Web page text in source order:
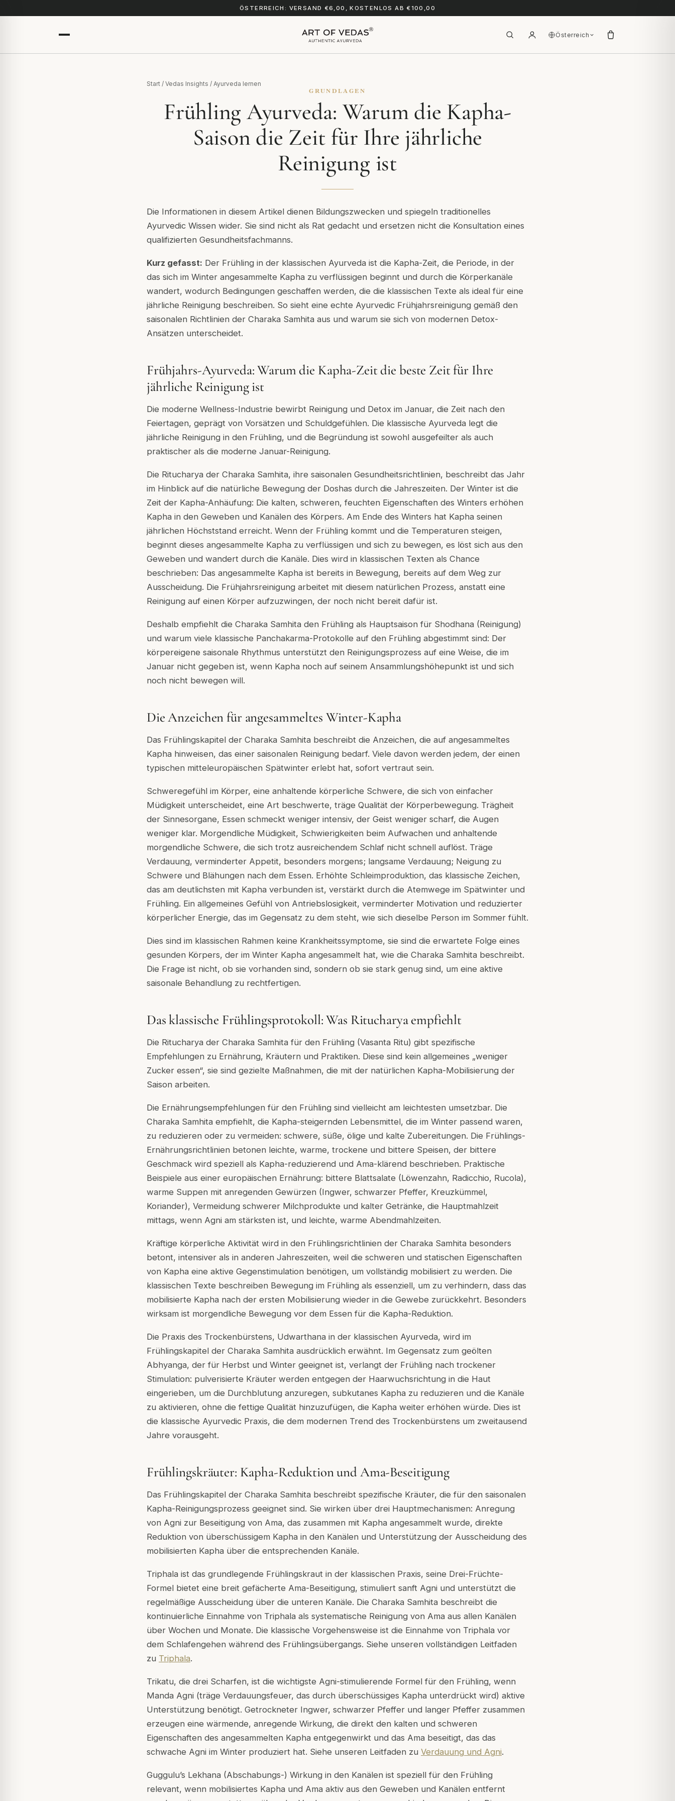
ÖSTERREICH: VERSAND €6,00, KOSTENLOS AB €100,00
Österreich
Start / Vedas Insights / Ayurveda lernen
GRUNDLAGEN
Frühling Ayurveda: Warum die Kapha-
Saison die Zeit für Ihre jährliche
Reinigung ist
Die Informationen in diesem Artikel dienen Bildungszwecken und spiegeln traditionelles
Ayurvedic Wissen wider. Sie sind nicht als Rat gedacht und ersetzen nicht die Konsultation eines
qualifizierten Gesundheitsfachmanns.
Kurz gefasst: Der Frühling in der klassischen Ayurveda ist die Kapha-Zeit, die Periode, in der
das sich im Winter angesammelte Kapha zu verflüssigen beginnt und durch die Körperkanäle
wandert, wodurch Bedingungen geschaffen werden, die die klassischen Texte als ideal für eine
jährliche Reinigung beschreiben. So sieht eine echte Ayurvedic Frühjahrsreinigung gemäß den
saisonalen Richtlinien der Charaka Samhita aus und warum sie sich von modernen Detox-
Ansätzen unterscheidet.
Frühjahrs-Ayurveda: Warum die Kapha-Zeit die beste Zeit für Ihre
jährliche Reinigung ist
Die moderne Wellness-Industrie bewirbt Reinigung und Detox im Januar, die Zeit nach den
Feiertagen, geprägt von Vorsätzen und Schuldgefühlen. Die klassische Ayurveda legt die
jährliche Reinigung in den Frühling, und die Begründung ist sowohl ausgefeilter als auch
praktischer als die moderne Januar-Reinigung.
Die Ritucharya der Charaka Samhita, ihre saisonalen Gesundheitsrichtlinien, beschreibt das Jahr
im Hinblick auf die natürliche Bewegung der Doshas durch die Jahreszeiten. Der Winter ist die
Zeit der Kapha-Anhäufung: Die kalten, schweren, feuchten Eigenschaften des Winters erhöhen
Kapha in den Geweben und Kanälen des Körpers. Am Ende des Winters hat Kapha seinen
jährlichen Höchststand erreicht. Wenn der Frühling kommt und die Temperaturen steigen,
beginnt dieses angesammelte Kapha zu verflüssigen und sich zu bewegen, es löst sich aus den
Geweben und wandert durch die Kanäle. Dies wird in klassischen Texten als Chance
beschrieben: Das angesammelte Kapha ist bereits in Bewegung, bereits auf dem Weg zur
Ausscheidung. Die Frühjahrsreinigung arbeitet mit diesem natürlichen Prozess, anstatt eine
Reinigung auf einen Körper aufzuzwingen, der noch nicht bereit dafür ist.
Deshalb empfiehlt die Charaka Samhita den Frühling als Hauptsaison für Shodhana (Reinigung)
und warum viele klassische Panchakarma-Protokolle auf den Frühling abgestimmt sind: Der
körpereigene saisonale Rhythmus unterstützt den Reinigungsprozess auf eine Weise, die im
Januar nicht gegeben ist, wenn Kapha noch auf seinem Ansammlungshöhepunkt ist und sich
noch nicht bewegen will.
Die Anzeichen für angesammeltes Winter-Kapha
Das Frühlingskapitel der Charaka Samhita beschreibt die Anzeichen, die auf angesammeltes
Kapha hinweisen, das einer saisonalen Reinigung bedarf. Viele davon werden jedem, der einen
typischen mitteleuropäischen Spätwinter erlebt hat, sofort vertraut sein.
Schweregefühl im Körper, eine anhaltende körperliche Schwere, die sich von einfacher
Müdigkeit unterscheidet, eine Art beschwerte, träge Qualität der Körperbewegung. Trägheit
der Sinnesorgane, Essen schmeckt weniger intensiv, der Geist weniger scharf, die Augen
weniger klar. Morgendliche Müdigkeit, Schwierigkeiten beim Aufwachen und anhaltende
morgendliche Schwere, die sich trotz ausreichendem Schlaf nicht schnell auflöst. Träge
Verdauung, verminderter Appetit, besonders morgens; langsame Verdauung; Neigung zu
Schwere und Blähungen nach dem Essen. Erhöhte Schleimproduktion, das klassische Zeichen,
das am deutlichsten mit Kapha verbunden ist, verstärkt durch die Atemwege im Spätwinter und
Frühling. Ein allgemeines Gefühl von Antriebslosigkeit, verminderter Motivation und reduzierter
körperlicher Energie, das im Gegensatz zu dem steht, wie sich dieselbe Person im Sommer fühlt.
Dies sind im klassischen Rahmen keine Krankheitssymptome, sie sind die erwartete Folge eines
gesunden Körpers, der im Winter Kapha angesammelt hat, wie die Charaka Samhita beschreibt.
Die Frage ist nicht, ob sie vorhanden sind, sondern ob sie stark genug sind, um eine aktive
saisonale Behandlung zu rechtfertigen.
Das klassische Frühlingsprotokoll: Was Ritucharya empfiehlt
Die Ritucharya der Charaka Samhita für den Frühling (Vasanta Ritu) gibt spezifische
Empfehlungen zu Ernährung, Kräutern und Praktiken. Diese sind kein allgemeines „weniger
Zucker essen“, sie sind gezielte Maßnahmen, die mit der natürlichen Kapha-Mobilisierung der
Saison arbeiten.
Die Ernährungsempfehlungen für den Frühling sind vielleicht am leichtesten umsetzbar. Die
Charaka Samhita empfiehlt, die Kapha-steigernden Lebensmittel, die im Winter passend waren,
zu reduzieren oder zu vermeiden: schwere, süße, ölige und kalte Zubereitungen. Die Frühlings-
Ernährungsrichtlinien betonen leichte, warme, trockene und bittere Speisen, der bittere
Geschmack wird speziell als Kapha-reduzierend und Ama-klärend beschrieben. Praktische
Beispiele aus einer europäischen Ernährung: bittere Blattsalate (Löwenzahn, Radicchio, Rucola),
warme Suppen mit anregenden Gewürzen (Ingwer, schwarzer Pfeffer, Kreuzkümmel,
Koriander), Vermeidung schwerer Milchprodukte und kalter Getränke, die Hauptmahlzeit
mittags, wenn Agni am stärksten ist, und leichte, warme Abendmahlzeiten.
Kräftige körperliche Aktivität wird in den Frühlingsrichtlinien der Charaka Samhita besonders
betont, intensiver als in anderen Jahreszeiten, weil die schweren und statischen Eigenschaften
von Kapha eine aktive Gegenstimulation benötigen, um vollständig mobilisiert zu werden. Die
klassischen Texte beschreiben Bewegung im Frühling als essenziell, um zu verhindern, dass das
mobilisierte Kapha nach der ersten Mobilisierung wieder in die Gewebe zurückkehrt. Besonders
wirksam ist morgendliche Bewegung vor dem Essen für die Kapha-Reduktion.
Die Praxis des Trockenbürstens, Udwarthana in der klassischen Ayurveda, wird im
Frühlingskapitel der Charaka Samhita ausdrücklich erwähnt. Im Gegensatz zum geölten
Abhyanga, der für Herbst und Winter geeignet ist, verlangt der Frühling nach trockener
Stimulation: pulverisierte Kräuter werden entgegen der Haarwuchsrichtung in die Haut
eingerieben, um die Durchblutung anzuregen, subkutanes Kapha zu reduzieren und die Kanäle
zu aktivieren, ohne die fettige Qualität hinzuzufügen, die Kapha weiter erhöhen würde. Dies ist
die klassische Ayurvedic Praxis, die dem modernen Trend des Trockenbürstens um zweitausend
Jahre vorausgeht.
Frühlingskräuter: Kapha-Reduktion und Ama-Beseitigung
Das Frühlingskapitel der Charaka Samhita beschreibt spezifische Kräuter, die für den saisonalen
Kapha-Reinigungsprozess geeignet sind. Sie wirken über drei Hauptmechanismen: Anregung
von Agni zur Beseitigung von Ama, das zusammen mit Kapha angesammelt wurde, direkte
Reduktion von überschüssigem Kapha in den Kanälen und Unterstützung der Ausscheidung des
mobilisierten Kapha über die entsprechenden Kanäle.
Triphala ist das grundlegende Frühlingskraut in der klassischen Praxis, seine Drei-Früchte-
Formel bietet eine breit gefächerte Ama-Beseitigung, stimuliert sanft Agni und unterstützt die
regelmäßige Ausscheidung über die unteren Kanäle. Die Charaka Samhita beschreibt die
kontinuierliche Einnahme von Triphala als systematische Reinigung von Ama aus allen Kanälen
über Wochen und Monate. Die klassische Vorgehensweise ist die Einnahme von Triphala vor
dem Schlafengehen während des Frühlingsübergangs. Siehe unseren vollständigen Leitfaden
zu Triphala.
Trikatu, die drei Scharfen, ist die wichtigste Agni-stimulierende Formel für den Frühling, wenn
Manda Agni (träge Verdauungsfeuer, das durch überschüssiges Kapha unterdrückt wird) aktive
Unterstützung benötigt. Getrockneter Ingwer, schwarzer Pfeffer und langer Pfeffer zusammen
erzeugen eine wärmende, anregende Wirkung, die direkt den kalten und schweren
Eigenschaften des angesammelten Kapha entgegenwirkt und das Ama beseitigt, das das
schwache Agni im Winter produziert hat. Siehe unseren Leitfaden zu Verdauung und Agni.
Guggulu’s Lekhana (Abschabungs-) Wirkung in den Kanälen ist speziell für den Frühling
relevant, wenn mobilisiertes Kapha und Ama aktiv aus den Geweben und Kanälen entfernt